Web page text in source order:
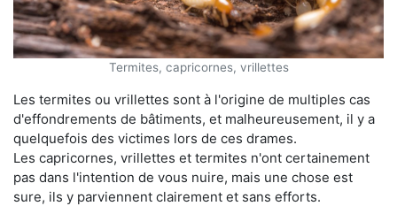
Termites, capricornes, vrillettes
Les termites ou vrillettes sont à l'origine de multiples cas
d'effondrements de bâtiments, et malheureusement, il y a
quelquefois des victimes lors de ces drames.
Les capricornes, vrillettes et termites n'ont certainement
pas dans l'intention de vous nuire, mais une chose est
sure, ils y parviennent clairement et sans efforts.